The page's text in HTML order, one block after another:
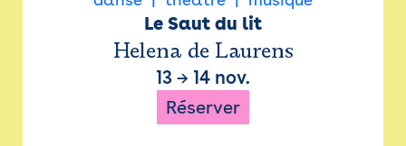
Le Saut du lit
Helena de Laurens
13 → 14 nov.
Réserver